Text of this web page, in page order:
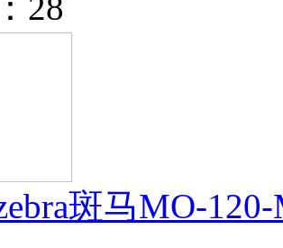
28
斑马MO-